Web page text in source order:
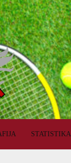
STATISTIKA